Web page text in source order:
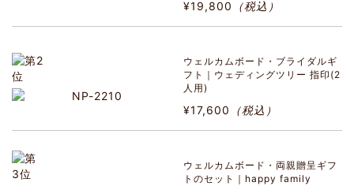
¥19,800 （税込）
ウェルカムボード・ブライダルギ
フト｜ウェディングツリー 指印(2
人用)
¥17,600 （税込）
ウェルカムボード・両親贈呈ギフ
トのセット｜happy family